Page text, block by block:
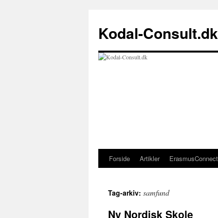
Kodal-Consult.dk
Hop
indhold
Forside Artikler ErasmusConnect
Tag-arkiv: samfund
Ny Nordisk Skole